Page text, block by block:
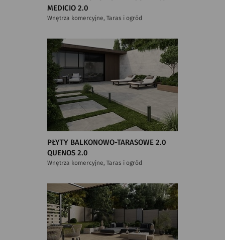
MEDICIO 2.0
Wnętrza komercyjne, Taras i ogród
PŁYTY BALKONOWO-TARASOWE 2.0
QUENOS 2.0
Wnętrza komercyjne, Taras i ogród